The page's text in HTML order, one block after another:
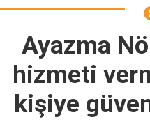
Ayazma
hizmeti
kişiye